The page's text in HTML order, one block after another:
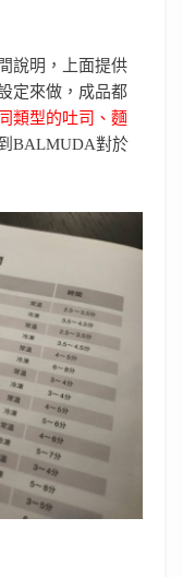
說明，上面提供
定來做，成品都
類型的吐司、麵
BALMUDA對於